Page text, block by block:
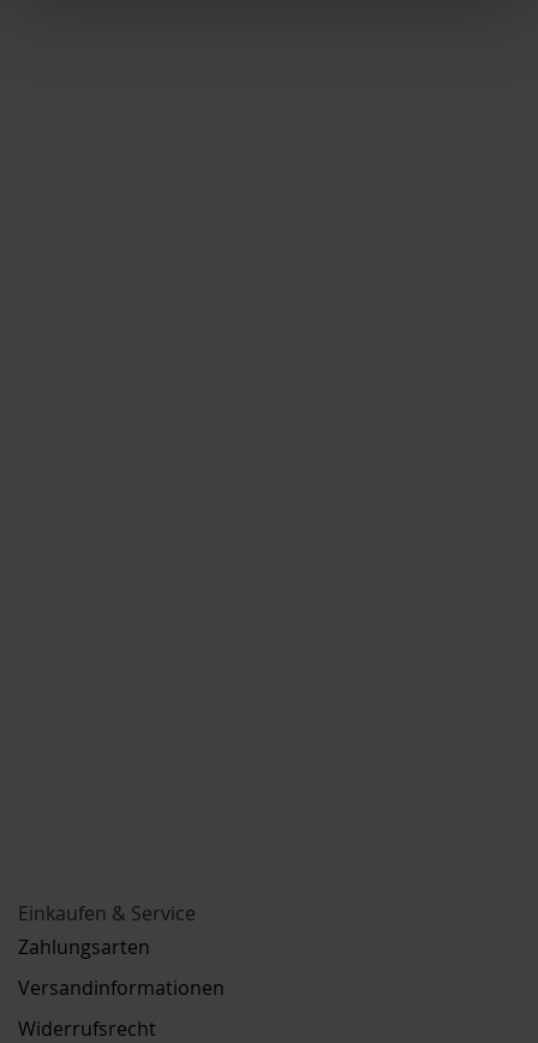
Einkaufen & Service
Zahlungsarten
Versandinformationen
Widerrufsrecht